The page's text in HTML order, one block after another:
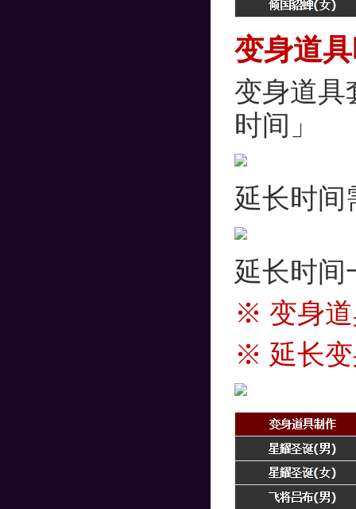
变身道
变身道具
时间」
延长时间
延长时间
※ 变身道
※ 延长变